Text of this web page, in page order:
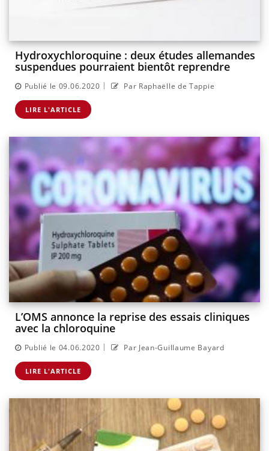
Hydroxychloroquine : deux études allemandes
suspendues pourraient bientôt reprendre
Publié le 09.06.2020 | Par Raphaëlle de Tappie
LIRE L'ARTICLE
L’OMS annonce la reprise des essais cliniques
avec la chloroquine
Publié le 04.06.2020 | Par Jean-Guillaume Bayard
LIRE L'ARTICLE